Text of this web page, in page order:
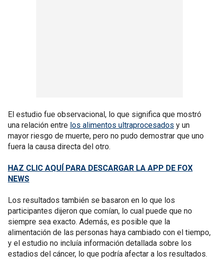
El estudio fue observacional, lo que significa que mostró
una relación entre los alimentos ultraprocesados y un
mayor riesgo de muerte, pero no pudo demostrar que uno
fuera la causa directa del otro.
HAZ CLIC AQUÍ PARA DESCARGAR LA APP DE FOX
NEWS
Los resultados también se basaron en lo que los
participantes dijeron que comían, lo cual puede que no
siempre sea exacto. Además, es posible que la
alimentación de las personas haya cambiado con el tiempo,
y el estudio no incluía información detallada sobre los
estadios del cáncer, lo que podría afectar a los resultados.